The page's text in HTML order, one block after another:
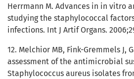
Herrmann M. Advances in in vitro
studying the staphylococcal
infections. Int J Artif Organs.
12. Melchior MB, Fink-Gremmels J,
assessment of the antimicrobial
Staphylococcus aureus isolates